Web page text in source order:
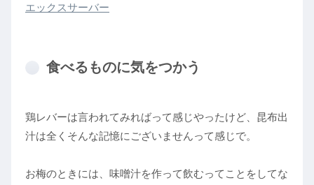
エックスサーバー
食べるものに気をつかう
鶏レバーは言われてみればって感じやったけど、昆布出
汁は全くそんな記憶にございませんって感じで。
お梅のときには、味噌汁を作って飲むってことをしてな